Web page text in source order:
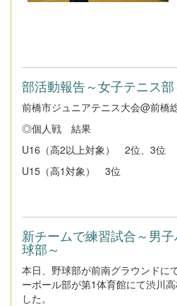
部活動報告～女子テニス部
前橋市ジュニアテニス大会@前橋
◎個人戦 結果
U16（高2以上対象） 2位、3位
U15（高1対象） 3位
新チームで練習試合～男
球部～
本日、野球部が前南グラウンドに
ーボール部が第1体育館にて渋川
した。